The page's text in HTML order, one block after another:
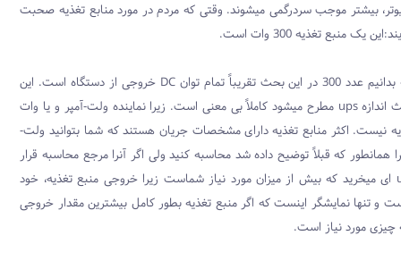
بیشتر موجب سردرگمی میشوند. وقتی که مردم در مورد منابع تغذیه صحبت
یک منبع تغذیه 300 وات است.
بحث تقریباً تمام توان DC خروجی از دستگاه است. این
اندازهups مطرح میشود کاملاً بی معنی است. زیرا نماینده ولت-آمپر و یا وات
نیست. اکثر منابع تغذیه دارای مشخصات جریان هستند که شما بتوانید ولت-
همانطور که قبلاً توضیح داده شد محاسبه کنید ولی اگر آنرا مرجع محاسبه قرار
ای میخرید که بیش از میزان مورد نیاز شماست زیرا خروجی منبع تغذیه، خود
و تنها نمایشگر اینست که اگر منبع تغذیه بطور کامل بیشترین مقدار خروجی
چیزی مورد نیاز است.